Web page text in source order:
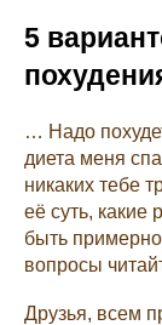
5
… Надо
диета меня
никаких тебе
её суть, какие
быть
вопросы
Друзья, всем